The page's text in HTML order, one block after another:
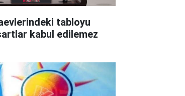
tabloyu
kabul edilemez